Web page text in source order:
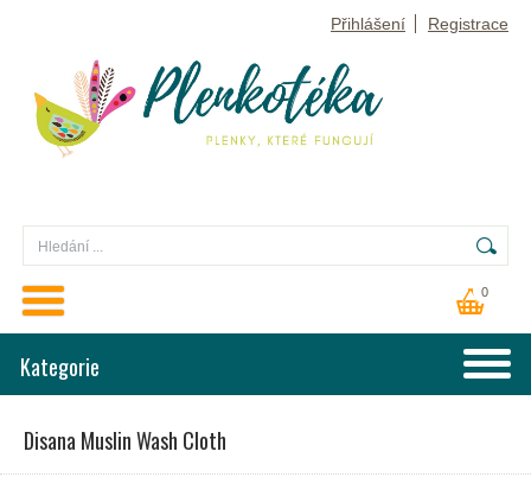
Přihlášení Registrace
0
Kategorie
Disana Muslin Wash Cloth